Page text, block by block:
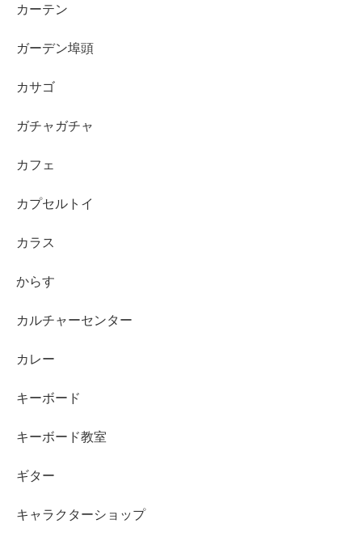
カーテン
ガーデン埠頭
カサゴ
ガチャガチャ
カフェ
カプセルトイ
カラス
からす
カルチャーセンター
カレー
キーボード
キーボード教室
ギター
キャラクターショップ